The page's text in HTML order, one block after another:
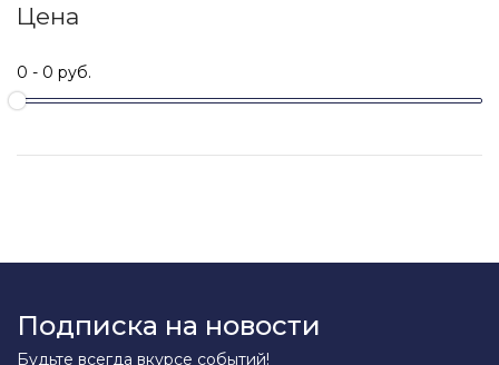
Цена
Подписка на новости
Будьте всегда вкурсе событий!